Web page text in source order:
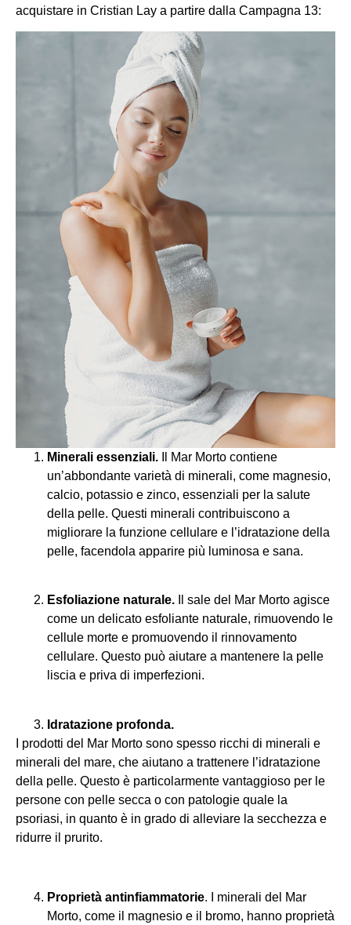
acquistare in Cristian Lay a partire dalla Campagna 13:
Minerali essenziali. Il Mar Morto contiene
un’abbondante varietà di minerali, come magnesio,
calcio, potassio e zinco, essenziali per la salute
della pelle. Questi minerali contribuiscono a
migliorare la funzione cellulare e l’idratazione della
pelle, facendola apparire più luminosa e sana.
Esfoliazione naturale. Il sale del Mar Morto agisce
come un delicato esfoliante naturale, rimuovendo le
cellule morte e promuovendo il rinnovamento
cellulare. Questo può aiutare a mantenere la pelle
liscia e priva di imperfezioni.
Idratazione profonda.
I prodotti del Mar Morto sono spesso ricchi di minerali e
minerali del mare, che aiutano a trattenere l’idratazione
della pelle. Questo è particolarmente vantaggioso per le
persone con pelle secca o con patologie quale la
psoriasi, in quanto è in grado di alleviare la secchezza e
ridurre il prurito.
Proprietà antinfiammatorie. I minerali del Mar
Morto, come il magnesio e il bromo, hanno proprietà